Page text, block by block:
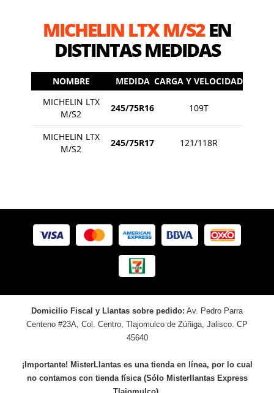
MICHELIN LTX M/S2EN
DISTINTAS MEDIDAS
NOMBRE MEDIDA CARGA Y VELOCIDAD
MICHELIN LTX
M/S2
245/75R16 109T
MICHELIN LTX
M/S2
245/75R17 121/118R
Domicilio Fiscal y Llantas sobre pedido: Av. Pedro Parra
Centeno #23A, Col. Centro, Tlajomulco de Zúñiga, Jalisco. CP
45640
¡Importante! MisterLlantas es una tienda en línea, por lo cual
no contamos con tienda física (Sólo Misterllantas Express